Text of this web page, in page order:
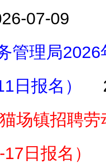
07-09
管理局
日报名）
场镇招聘
日报名）